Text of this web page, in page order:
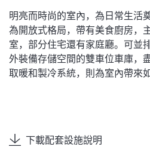
明亮而時尚的室內，為日常生活
為開放式格局，帶有美食廚房，
室，部分住宅還有家庭廳。可並
外裝備存儲空間的雙車位車庫，
取暖和製冷系統，則為室內帶來
下載配套設施說明